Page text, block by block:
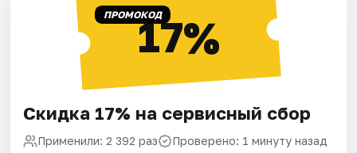
ПРОМОКОД17%
Скидка 17% на сервисный сбор
Применили: 2 392 раз Проверено: 1 минуту назад